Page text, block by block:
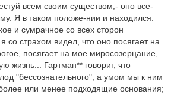
всем своим существом,- оно все-
Я в таком положе-нии и находился.
и сумрачное со всех сторон
со страхом видел, что оно посягает на
посягает на мое миросозерцание,
жизнь... Гартман** говорит, что
"бессознательного", а умом мы к ним
или менее подходящие основания;